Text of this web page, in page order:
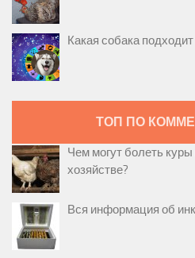
Какая собака
ТОП ПО
Чем могут болеть
хозяйстве?
Вся информация об